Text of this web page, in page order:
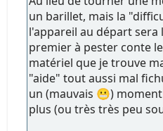
un barillet, mais la
l'appareil au départ sera
premier à pester conte
matériel que je trouve
"aide" tout aussi mal
un (mauvais 😬)
plus (ou très très peu